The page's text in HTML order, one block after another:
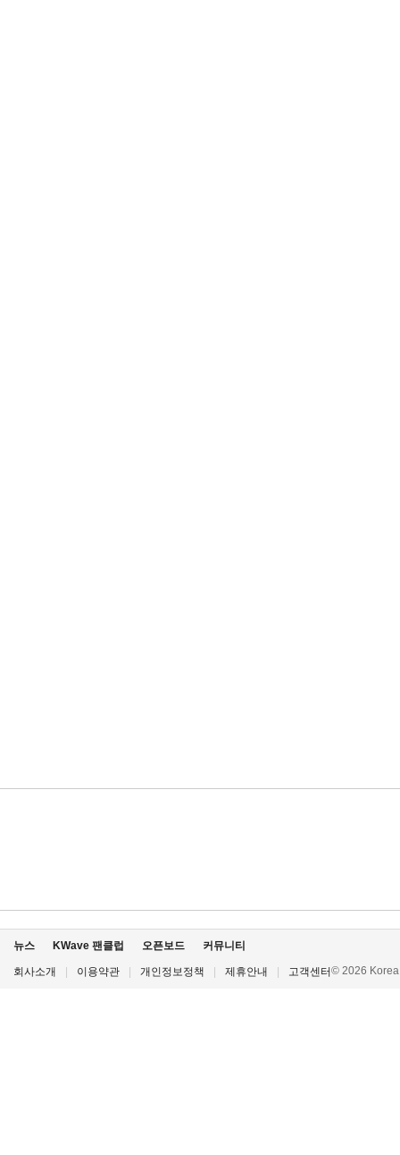
뉴스 KWave 팬클럽 오픈보드 커뮤니티
회사소개 이용약관 개인정보정책 제휴안내 고객센터© 2026